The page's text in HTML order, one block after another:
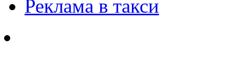
Реклама в такси